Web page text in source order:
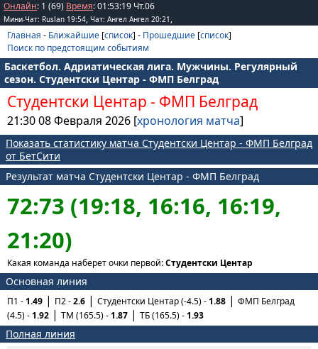
Онлайн: 1 (69) Время:01:53:19 Чт.06
Мини-Чат: Ruslan 19:54, Чат: Ангел Ангел 20:21 ,
Главная - Ближайшие [список] - Прошедшие [список]
Поиск по предстоящим событиям
Баскетбол. Адриатическая лига. Мужчины. Регулярный
сезон. Студентски Центар - ФМП Белград
Студентски Центар - ФМП Белград
21:30 08 Февраля 2026 [хронология матча]
Показать статистику матча Студентски Центар - ФМП Белград
от БетСити
Результат матча Студентски Центар - ФМП Белград
72:73 (19:18, 16:16, 16:19,
21:20)
Какая команда наберет очки первой:Студентски Центар
Основная линия
П1 -1.49 П2 -2.6 Студентски Центар (-4.5) -1.88
ФМП Белград
(4.5) -1.92 ТМ (165.5) -1.87 ТБ (165.5) -1.93
Полная линия